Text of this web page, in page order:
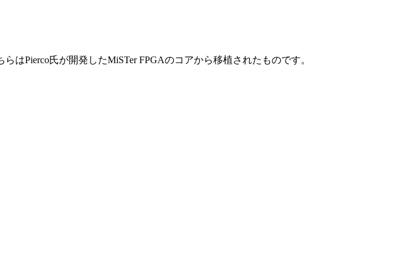
はPierco氏が開発したMiSTer FPGAのコアから移植されたものです。